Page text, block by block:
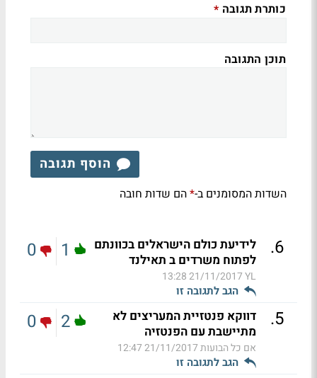
כותרת תגובה *
תוכן התגובה
הוסף תגובה
השדות המסומנים ב-*הם שדות חובה
6
.
לידיעת כולם הישראלים בכוונתם
לפתוח משרדים ב תאילנד
YL
21/11/2017 13:28
הגב לתגובה זו
1
0
5
.
דווקא פנטזיית המעריצים לא
מתיישבת עם הפנטזיה
אם כל הבועות21/11/2017 12:47
הגב לתגובה זו
2
0